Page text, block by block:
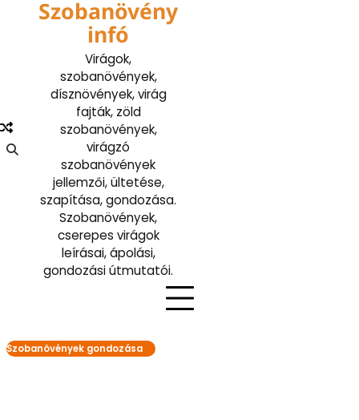
Szobanövény
infó
Virágok,
szobanövények,
dísznövények, virág
fajták, zöld
szobanövények,
virágzó
szobanövények
jellemzői, ültetése,
szapítása, gondozása.
Szobanövények,
cserepes virágok
leírásai, ápolási,
gondozási útmutatói.
Szobanövények gondozása